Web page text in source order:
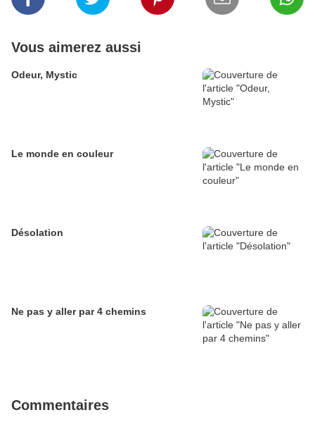
Vous aimerez aussi
Odeur, Mystic
Le monde en couleur
Désolation
Ne pas y aller par 4 chemins
Commentaires